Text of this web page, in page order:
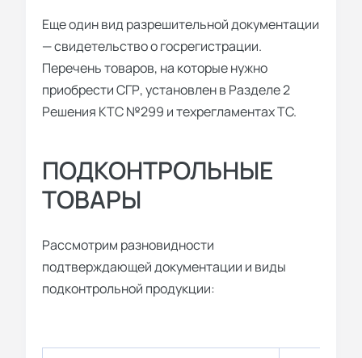
Еще один вид разрешительной документации
— свидетельство о госрегистрации.
Перечень товаров, на которые нужно
приобрести СГР, установлен в Разделе 2
Решения КТС №299 и техрегламентах ТС.
ПОДКОНТРОЛЬНЫЕ
ТОВАРЫ
Рассмотрим разновидности
подтверждающей документации и виды
подконтрольной продукции: